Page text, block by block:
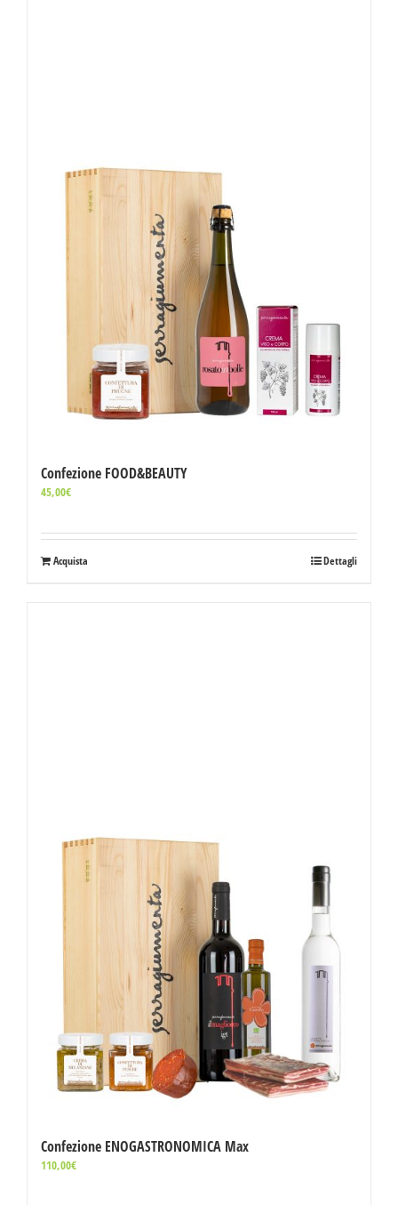
Confezione FOOD&BEAUTY
45,00€
Acquista Dettagli
Confezione ENOGASTRONOMICA Max
110,00€